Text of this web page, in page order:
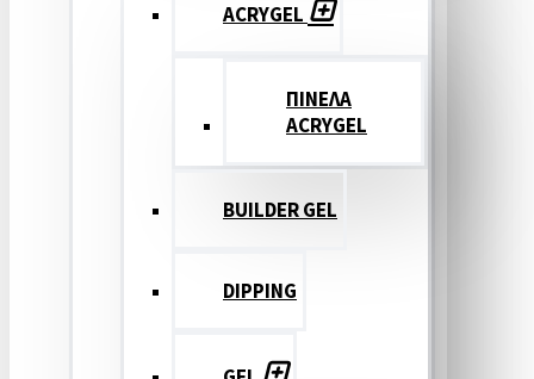
ACRYGEL
ΠΙΝΕΛΑ
ACRYGEL
BUILDER GEL
DIPPING